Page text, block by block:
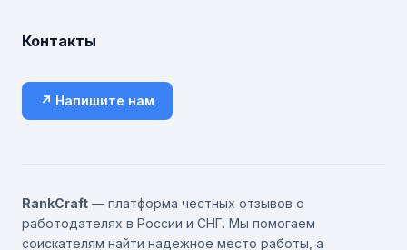
Контакты
↗ Напишите нам
RankCraft — платформа честных отзывов о
работодателях в России и СНГ. Мы помогаем
соискателям найти надежное место работы, а